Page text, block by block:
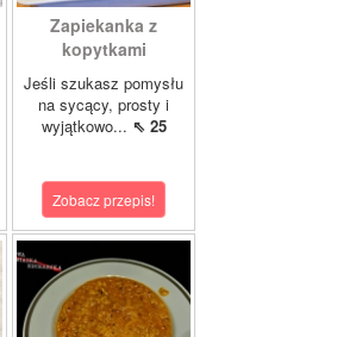
Zapiekanka z
kopytkami
Jeśli szukasz pomysłu
na sycący, prosty i
wyjątkowo... ⇖ 25
Zobacz przepis!